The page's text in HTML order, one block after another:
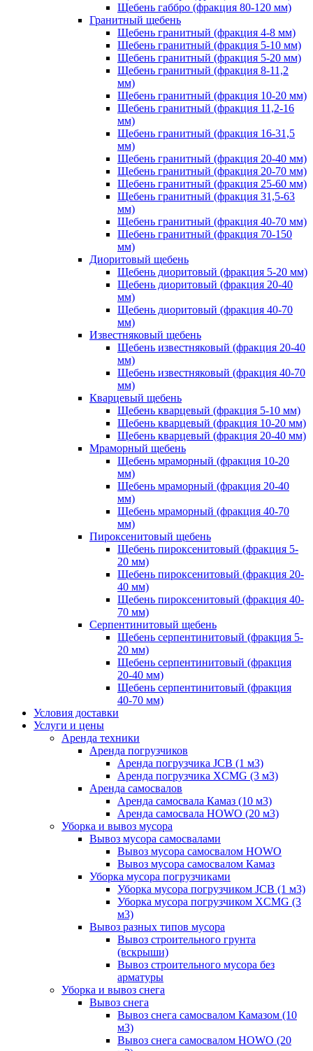
Щебень габбро (фракция 80-120 мм)
Гранитный щебень
Щебень гранитный (фракция 4-8 мм)
Щебень гранитный (фракция 5-10 мм)
Щебень гранитный (фракция 5-20 мм)
Щебень гранитный (фракция 8-11,2
мм)
Щебень гранитный (фракция 10-20 мм)
Щебень гранитный (фракция 11,2-16
мм)
Щебень гранитный (фракция 16-31,5
мм)
Щебень гранитный (фракция 20-40 мм)
Щебень гранитный (фракция 20-70 мм)
Щебень гранитный (фракция 25-60 мм)
Щебень гранитный (фракция 31,5-63
мм)
Щебень гранитный (фракция 40-70 мм)
Щебень гранитный (фракция 70-150
мм)
Диоритовый щебень
Щебень диоритовый (фракция 5-20 мм)
Щебень диоритовый (фракция 20-40
мм)
Щебень диоритовый (фракция 40-70
мм)
Известняковый щебень
Щебень известняковый (фракция 20-40
мм)
Щебень известняковый (фракция 40-70
мм)
Кварцевый щебень
Щебень кварцевый (фракция 5-10 мм)
Щебень кварцевый (фракция 10-20 мм)
Щебень кварцевый (фракция 20-40 мм)
Мраморный щебень
Щебень мраморный (фракция 10-20
мм)
Щебень мраморный (фракция 20-40
мм)
Щебень мраморный (фракция 40-70
мм)
Пироксенитовый щебень
Щебень пироксенитовый (фракция 5-
20 мм)
Щебень пироксенитовый (фракция 20-
40 мм)
Щебень пироксенитовый (фракция 40-
70 мм)
Серпентинитовый щебень
Щебень серпентинитовый (фракция 5-
20 мм)
Щебень серпентинитовый (фракция
20-40 мм)
Щебень серпентинитовый (фракция
40-70 мм)
Условия доставки
Услуги и цены
Аренда техники
Аренда погрузчиков
Аренда погрузчика JCB (1 м3)
Аренда погрузчика XCMG (3 м3)
Аренда самосвалов
Аренда самосвала Камаз (10 м3)
Аренда самосвала HOWO (20 м3)
Уборка и вывоз мусора
Вывоз мусора самосвалами
Вывоз мусора самосвалом HOWO
Вывоз мусора самосвалом Камаз
Уборка мусора погрузчиками
Уборка мусора погрузчиком JCB (1 м3)
Уборка мусора погрузчиком XCMG (3
м3)
Вывоз разных типов мусора
Вывоз строительного грунта
(вскрыши)
Вывоз строительного мусора без
арматуры
Уборка и вывоз снега
Вывоз снега
Вывоз снега самосвалом Камазом (10
м3)
Вывоз снега самосвалом HOWO (20